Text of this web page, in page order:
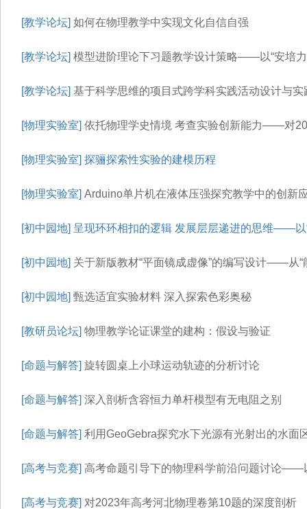
[教学论坛] 如何在物理教学中实现文化自信自强
[教学论坛] 模型进阶理论下习题教学设计策略——以“安培力
[教学论坛] 基于科学思维的项目式跨学科实践活动设计与
[物理实验室] 依托物理学史情境 考查实验创新能力——对
[物理实验室] 探骊探索性实验的建模历程
[物理实验室] Arduino单片机在液体压强探究教学中的创新
[初中园地] 呈现环环相扣的逻辑 发展层层递进的思维——以
[初中园地] 关于新版教材“平面镜成虚像”的编写设计——从
[初中园地] 甄选适宜实验材料 深入探索色彩奥秘
[教研员论坛] 物理教学论证课堂的建构：假设与验证
[命题与解答] 旋转圆桌上小球运动轨迹的分析讨论
[命题与解答] 深入剖析含容恒力单杆模型有无电阻之别
[命题与解答] 利用GeoGebra探究水下光源有光射出的水
[高考与竞赛] 高考命题引导下的物理科学前沿问题讨论——
[高考与竞赛] 对2023年高考河北物理卷第10题的深度剖析